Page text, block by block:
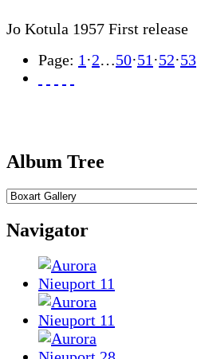
Jo Kotula 1957 First release
Page: 1 ·2…50·51 ·52·53
Album Tree
Navigator